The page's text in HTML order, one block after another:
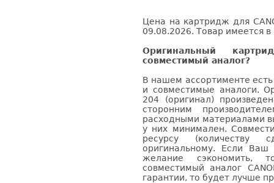
Цена на картридж для
09.08.2026. Товар имеется в
Оригинальный
совместимый аналог?
В нашем ассортименте
и совместимые аналоги.
204 (оригинал)
сторонним
расходными материалами
у них минимален.
ресурсу (количеству
оригинальному. Если
желание сэкономить,
совместимый аналог
гарантии, то будет лучше